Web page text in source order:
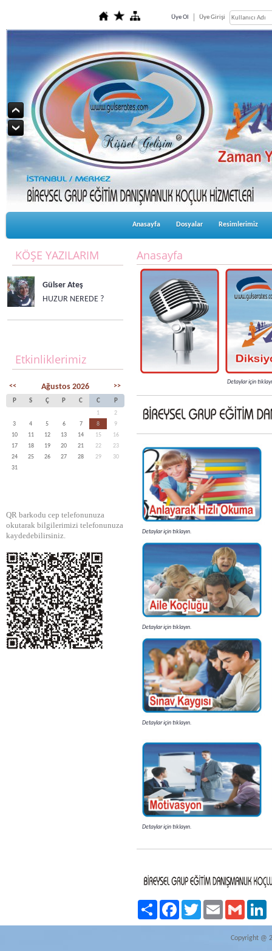
Üye Ol Üye Girişi
Anasayfa Dosyalar Resimlerimiz
KÖŞE YAZILARIM
Gülser Ateş
HUZUR NEREDE ?
Etkinliklerimiz
<< Ağustos 2026 >>
P S Ç P C C
P
1
2
3
4 5 6 7 8
9
10
11 12 13 14 15
16
17
18 19 20 21 22
23
24
25 26 27 28 29
30
31
QR barkodu cep telefonunuza
okutarak bilgilerimizi telefonunuza
kaydedebilirsiniz.
Anasayfa
Detaylar için
Detaylar için tıklayın.
Detaylar için tıklayın.
Detaylar için tıklayın.
Detaylar için tıklayın.
Paylaş FacebookTwitter Email Gmail
Copyright @